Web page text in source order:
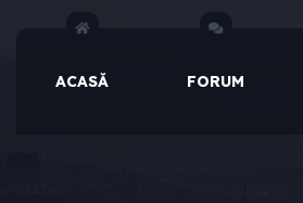
ACASĂ FORUM